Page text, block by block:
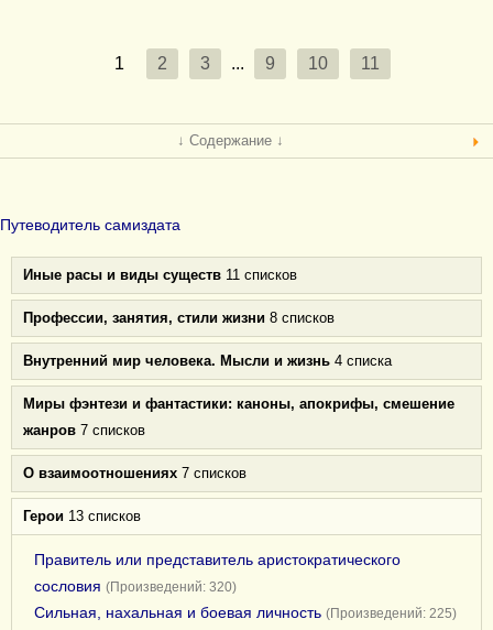
1 2 3 ... 9 10 11
↓ Содержание ↓
Путеводитель самиздата
Иные расы и виды существ 11 списков
Профессии, занятия, стили жизни 8 списков
Внутренний мир человека. Мысли и жизнь 4 списка
Миры фэнтези и фантастики: каноны, апокрифы, смешение
жанров 7 списков
О взаимоотношениях 7 списков
Герои 13 списков
Правитель или представитель аристократического
сословия (Произведений: 320)
Сильная, нахальная и боевая личность (Произведений: 225)